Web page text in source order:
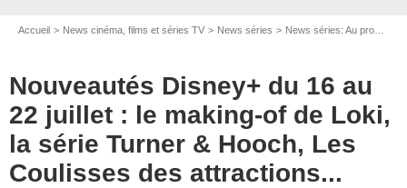
Accueil News cinéma, films et séries TV News séries News séries: Au programme
Nouveautés Disney+ du 16 au
22 juillet : le making-of de Loki,
la série Turner & Hooch, Les
Coulisses des attractions...